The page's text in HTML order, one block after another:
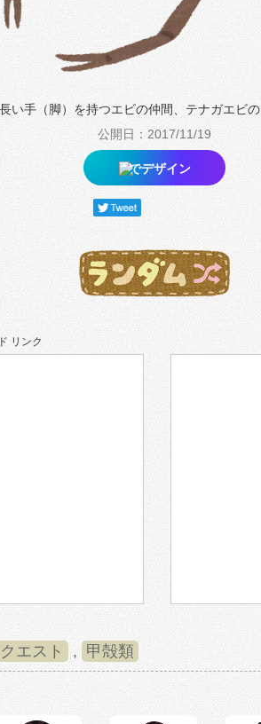
い手（脚）を持つエビの仲間、テナガエビの
公開日：2017/11/19
でデザイン
リンク
エスト , 甲殻類